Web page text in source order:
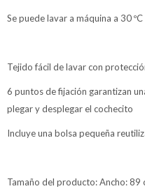
Se puede lavar a máquina a 30 ºC
Tejido fácil de lavar con
6 puntos de fijación garantizan
plegar y desplegar el cochecito
Incluye una bolsa pequeña
Tamaño del producto: Ancho: 89